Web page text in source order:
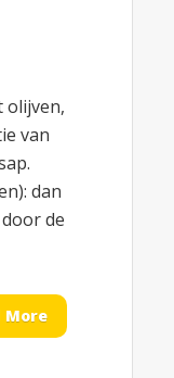
olijven,
van
dan
de
More